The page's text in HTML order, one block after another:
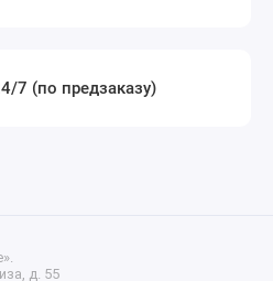
7 (по предзаказу)
д. 55